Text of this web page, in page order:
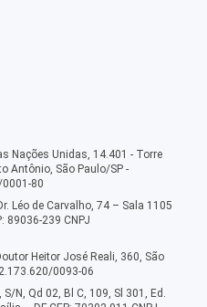
Nações Unidas, 14.401 - Torre
Antônio, São Paulo/SP -
0001-80
Léo de Carvalho, 74 – Sala 1105
89036-239 CNPJ
Heitor José Reali, 360, São
0093-06
N, Qd 02, Bl C, 109, Sl 301, Ed.